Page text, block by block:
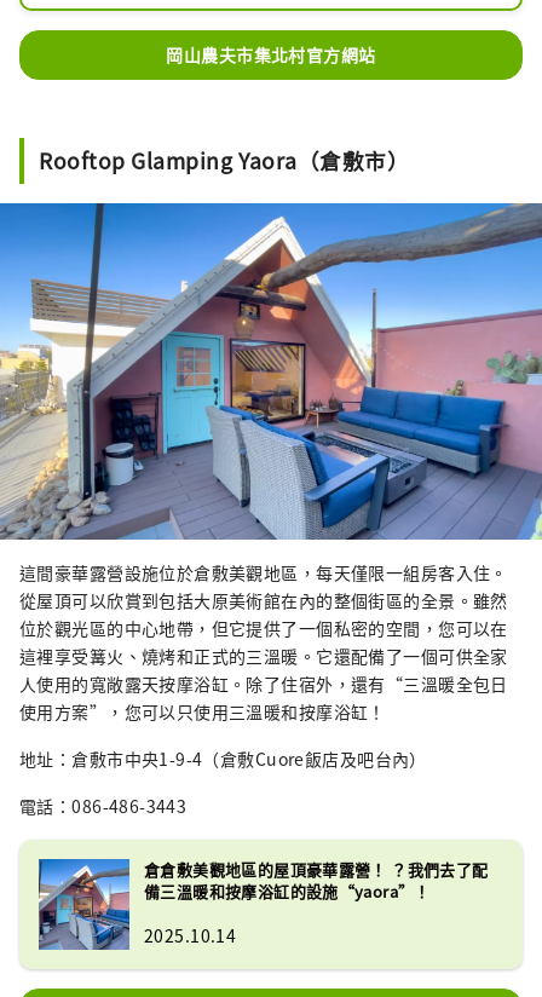
[寵物動物園]
山羊、兔子、鴨子、鴨子等
【收穫體驗】
冰淇淋、果汁冰沙、奶油、麵包
岡山農夫市集北村官方網站
Rooftop Glamping Yaora（倉敷市）
這間豪華露營設施位於倉敷美觀地區，每天僅限一組房客入住。
從屋頂可以欣賞到包括大原美術館在內的整個街區的全景。雖然
位於觀光區的中心地帶，但它提供了一個私密的空間，您可以在
這裡享受篝火、燒烤和正式的三溫暖。它還配備了一個可供全家
人使用的寬敞露天按摩浴缸。除了住宿外，還有“三溫暖全包日
使用方案”，您可以只使用三溫暖和按摩浴缸！
地址：倉敷市中央1-9-4（倉敷Cuore飯店及吧台內）
電話：086-486-3443
倉倉敷美觀地區的屋頂豪華露營！ ？我們去了配
備三溫暖和按摩浴缸的設施“yaora”！
2025.10.14